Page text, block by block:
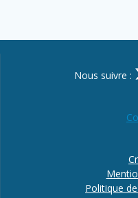
Nous suivre :
Politique